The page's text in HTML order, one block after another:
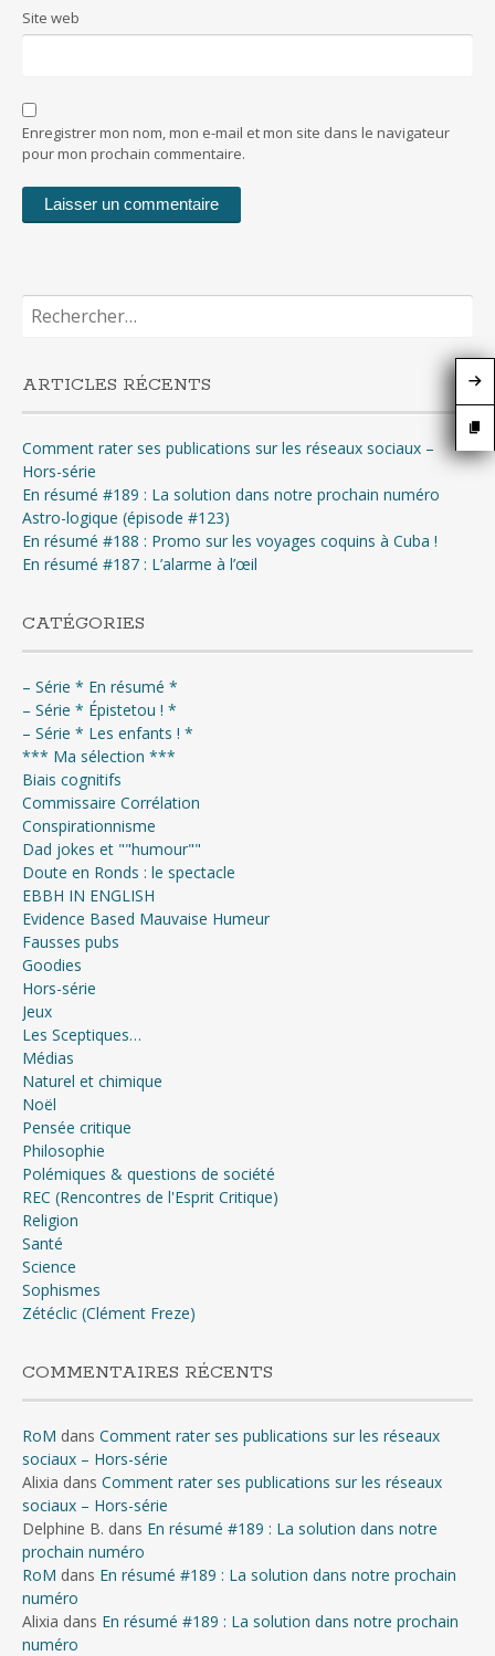
Site web
Enregistrer mon nom, mon e-mail et mon site dans le navigateur
pour mon prochain commentaire.
Rechercher :
ARTICLES RÉCENTS
Comment rater ses publications sur les réseaux sociaux –
Hors-série
En résumé #189 : La solution dans notre prochain numéro
Astro-logique (épisode #123)
En résumé #188 : Promo sur les voyages coquins à Cuba !
En résumé #187 : L’alarme à l’œil
CATÉGORIES
– Série * En résumé *
– Série * Épistetou ! *
– Série * Les enfants ! *
*** Ma sélection ***
Biais cognitifs
Commissaire Corrélation
Conspirationnisme
Dad jokes et ""humour""
Doute en Ronds : le spectacle
EBBH IN ENGLISH
Evidence Based Mauvaise Humeur
Fausses pubs
Goodies
Hors-série
Jeux
Les Sceptiques…
Médias
Naturel et chimique
Noël
Pensée critique
Philosophie
Polémiques & questions de société
REC (Rencontres de l'Esprit Critique)
Religion
Santé
Science
Sophismes
Zétéclic (Clément Freze)
COMMENTAIRES RÉCENTS
RoM dans Comment rater ses publications sur les réseaux
sociaux – Hors-série
Alixia dans Comment rater ses publications sur les réseaux
sociaux – Hors-série
Delphine B. dans En résumé #189 : La solution dans notre
prochain numéro
RoM dans En résumé #189 : La solution dans notre prochain
numéro
Alixia dans En résumé #189 : La solution dans notre prochain
numéro